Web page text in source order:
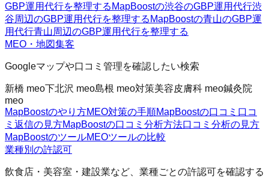
GBP運用代行を整理する MapBoostの渋谷のGBP運用代行渋
谷周辺のGBP運用代行を整理する MapBoostの青山のGBP運
用代行青山周辺のGBP運用代行を整理する
MEO・地図集客
Googleマップや口コミ管理を確認したい検索
新橋 meo下北沢 meo島根 meo対策美容皮膚科 meo鍼灸院
meo
MapBoostのやり方MEO対策の手順MapBoostの口コミ 口コ
ミ返信の見方MapBoostの口コミ分析方法口コミ分析の見方
MapBoostのツールMEOツールの比較
業種別の許認可
飲食店・美容室・建設業など、業種ごとの許認可を確認する